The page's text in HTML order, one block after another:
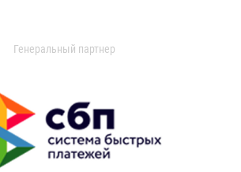
Генеральный партнер